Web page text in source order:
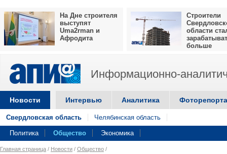
На Дне строителя
выступят
Uma2rman и
Афродита
Строители
области
больше
Информационно-
Новости Интервью Аналитика
Свердловская область Челябинская область
Политика Общество Экономика
Главная страница / Новости / Общество /